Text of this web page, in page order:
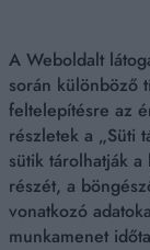
A Weboldalt
során különböző
feltelepítésre az
részletek a „Süti
sütik tárolhatják a
részét, a
vonatkozó
munkamenet